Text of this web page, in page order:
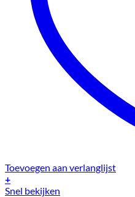
Toevoegen aan verlanglijst
+
Snel bekijken